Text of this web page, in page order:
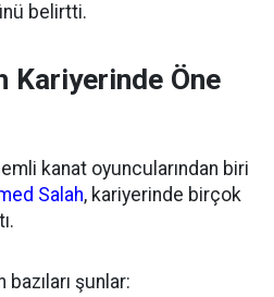
belirtti.
Kariyerinde Öne
kanat oyuncularından biri
Salah, kariyerinde birçok
bazıları şunlar: